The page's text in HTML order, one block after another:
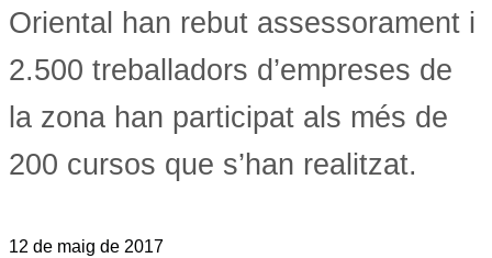
Oriental han rebut assessorament i
2.500 treballadors d’empreses de
la zona han participat als més de
200 cursos que s’han realitzat.
12 de maig de 2017